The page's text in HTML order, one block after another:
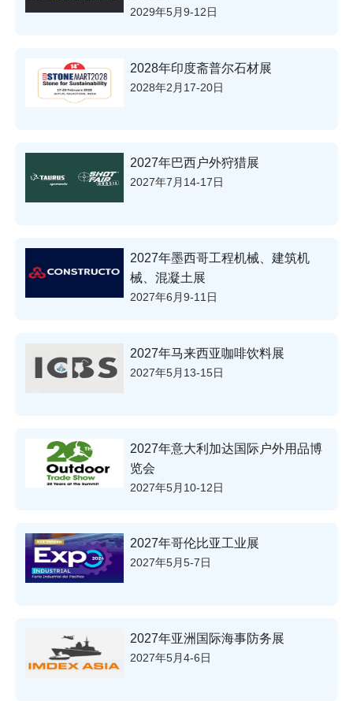
2029年5月9-12日
2028年印度斋普尔石材展
2028年2月17-20日
2027年巴西户外狩猎展
2027年7月14-17日
2027年墨西哥工程机械、建筑机
械、混凝土展
2027年6月9-11日
2027年马来西亚咖啡饮料展
2027年5月13-15日
2027年意大利加达国际户外用品博
览会
2027年5月10-12日
2027年哥伦比亚工业展
2027年5月5-7日
2027年亚洲国际海事防务展
2027年5月4-6日